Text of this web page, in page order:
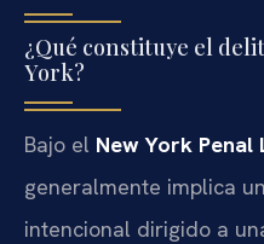
¿Qué constituye el
York?
Bajo el New York Penal
generalmente implica
intencional dirigido a